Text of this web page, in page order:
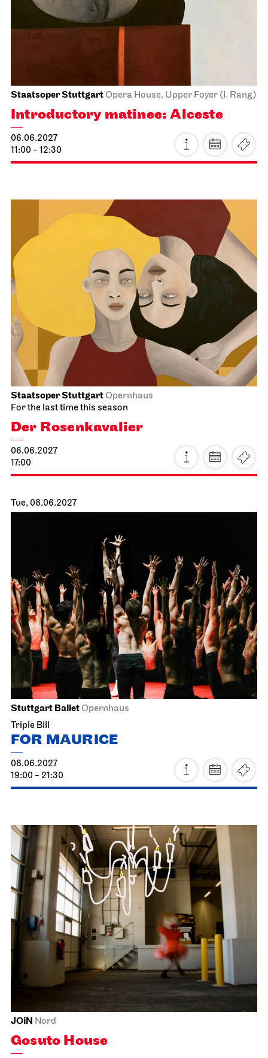
Staatsoper StuttgartOpera House, Upper Foyer (I. Rang)
Introductory matinee: Alceste
06.06.2027
11:00 - 12:30
Staatsoper StuttgartOpernhaus
For the last time this season
Der Rosen­kavalier
06.06.2027
17:00
Tue, 08.06.2027
Stuttgart BalletOpernhaus
Triple Bill
FOR MAURICE
08.06.2027
19:00 - 21:30